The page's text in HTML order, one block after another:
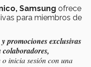
Samsung ofrece
para miembros de
promociones exclusivas
o inicia sesión con una